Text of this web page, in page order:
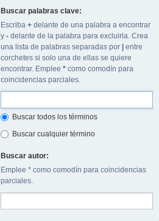
Buscar palabras clave:
Escriba + delante de una palabra a encontrar
y - delante de la palabra para excluirla. Crea
una lista de palabras separadas por
entre
corchetes si solo una de ellas se quiere
encontrar. Emplee * como comodín para
coincidencias parciales.
Buscar todos los términos
Buscar cualquier término
Buscar autor:
Emplee * como comodín para coincidencias
parciales.